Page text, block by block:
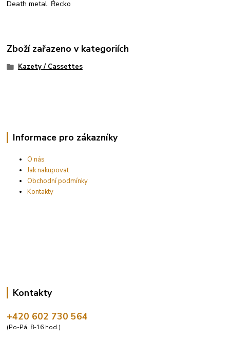
Death metal. Řecko
Zboží zařazeno v kategoriích
Kazety / Cassettes
Informace pro zákazníky
O nás
Jak nakupovat
Obchodní podmínky
Kontakty
Kontakty
+420 602 730 564
(Po-Pá, 8-16 hod.)